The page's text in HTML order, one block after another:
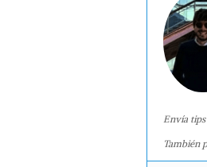
Envía
También